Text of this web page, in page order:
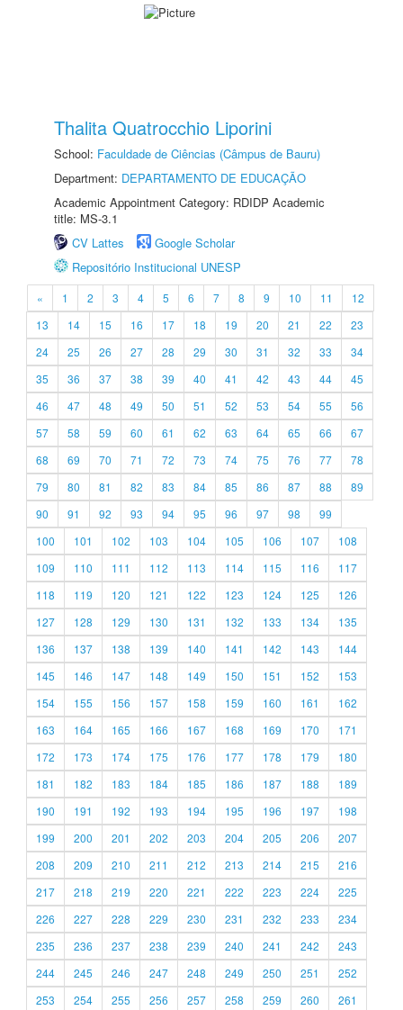
Thalita Quatrocchio Liporini
School: Faculdade de Ciências (Câmpus de Bauru)
Department: DEPARTAMENTO DE EDUCAÇÃO
Academic Appointment Category: RDIDP Academic
title: MS-3.1
CV Lattes
Google Scholar
Repositório Institucional UNESP
« 1 2 3 4 5 6 7 8 9 10 11
12
13
14 15 16 17 18 19 20 21 22
23
24
25 26 27 28 29 30 31 32 33
34
35
36 37 38 39 40 41 42 43 44
45
46
47 48 49 50 51 52 53 54 55
56
57
58 59 60 61 62 63 64 65 66
67
68
69 70 71 72 73 74 75 76 77
78
79
80 81 82 83 84 85 86 87 88
89
90
91 92 93 94 95 96 97 98
99
100
101 102 103 104 105 106 107
108
109
110 111 112 113 114 115 116
117
118
119 120 121 122 123 124 125
126
127
128 129 130 131 132 133 134
135
136
137 138 139 140 141 142 143
144
145
146 147 148 149 150 151 152
153
154
155 156 157 158 159 160 161
162
163
164 165 166 167 168 169 170
171
172
173 174 175 176 177 178 179
180
181
182 183 184 185 186 187 188
189
190
191 192 193 194 195 196 197
198
199
200 201 202 203 204 205 206
207
208
209 210 211 212 213 214 215
216
217
218 219 220 221 222 223 224
225
226
227 228 229 230 231 232 233
234
235
236 237 238 239 240 241 242
243
244
245 246 247 248 249 250 251
252
253
254 255 256 257 258 259 260 261